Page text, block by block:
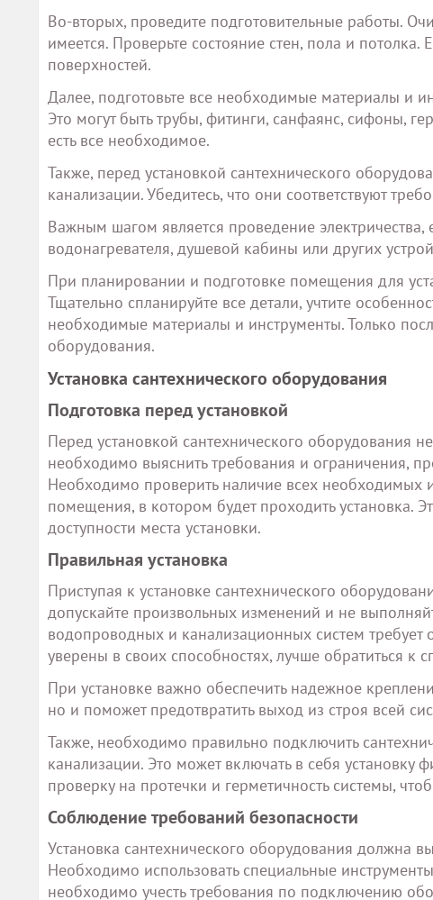
Во-вторых, проведите подготовительные работы.
имеется. Проверьте состояние стен, пола и
поверхностей.
Далее, подготовьте все необходимые материалы и
Это могут быть трубы, фитинги, санфаянс, сифоны,
есть все необходимое.
Также, перед установкой сантехнического
канализации. Убедитесь, что они соответствуют
Важным шагом является проведение электричества,
водонагревателя, душевой кабины или других
При планировании и подготовке помещения для
Тщательно спланируйте все детали, учтите
необходимые материалы и инструменты. Только
оборудования.
Установка сантехнического оборудования
Подготовка перед установкой
Перед установкой сантехнического оборудования
необходимо выяснить требования и ограничения,
Необходимо проверить наличие всех необходимых
помещения, в котором будет проходить установка.
доступности места установки.
Правильная установка
Приступая к установке сантехнического
допускайте произвольных изменений и не
водопроводных и канализационных систем
уверены в своих способностях, лучше обратиться к
При установке важно обеспечить надежное
но и поможет предотвратить выход из строя всей
Также, необходимо правильно подключить
канализации. Это может включать в себя установку
проверку на протечки и герметичность системы,
Соблюдение требований безопасности
Установка сантехнического оборудования должна
Необходимо использовать специальные
необходимо учесть требования по подключению